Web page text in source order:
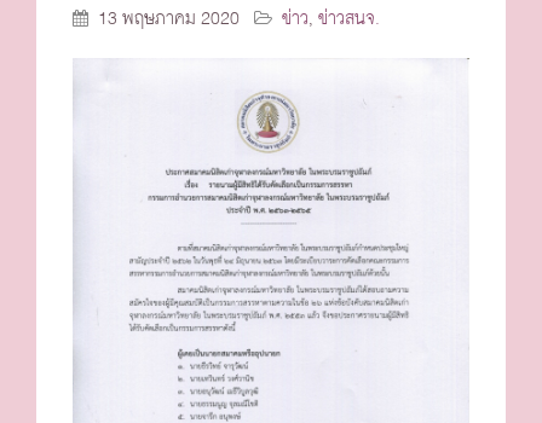
13 พฤษภาคม 2020 ข่าว,ข่าวสนจ.